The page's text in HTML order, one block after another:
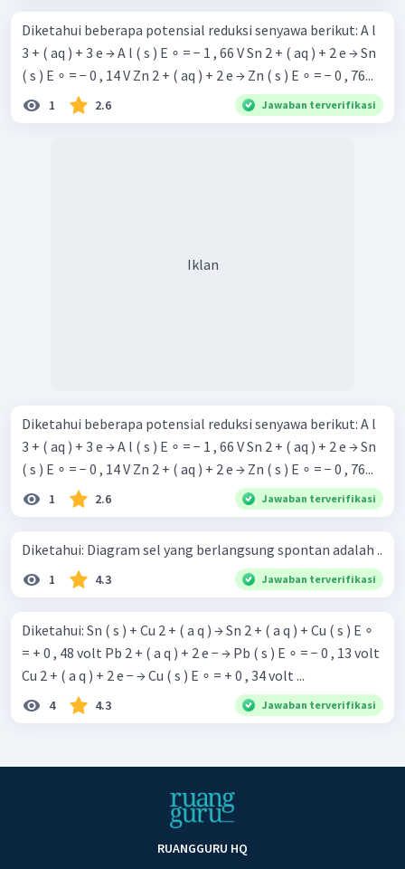
Diketahui beberapa potensial reduksi senyawa berikut: A l
3 + ( aq ) + 3 e → A l ( s ) E ∘ = − 1 , 66 V Sn 2 + ( aq ) + 2 e → Sn
( s ) E ∘ = − 0 , 14 V Zn 2 + ( aq ) + 2 e → Zn ( s ) E ∘ = − 0 , 76...
1 2.6 Jawaban terverifikasi
Iklan
Diketahui beberapa potensial reduksi senyawa berikut: A l
3 + ( aq ) + 3 e → A l ( s ) E ∘ = − 1 , 66 V Sn 2 + ( aq ) + 2 e → Sn
( s ) E ∘ = − 0 , 14 V Zn 2 + ( aq ) + 2 e → Zn ( s ) E ∘ = − 0 , 76...
1 2.6 Jawaban terverifikasi
Diketahui: Diagram sel yang berlangsung spontan adalah ..
1 4.3 Jawaban terverifikasi
Diketahui: Sn ( s ) + Cu 2 + ( a q ) → Sn 2 + ( a q ) + Cu ( s ) E ∘
= + 0 , 48 volt Pb 2 + ( a q ) + 2 e − → Pb ( s ) E ∘ = − 0 , 13 volt
Cu 2 + ( a q ) + 2 e − → Cu ( s ) E ∘ = + 0 , 34 volt ...
4 4.3 Jawaban terverifikasi
RUANGGURU HQ